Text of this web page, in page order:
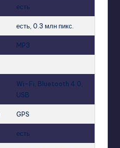
есть
есть, 0.3 млн пикс.
MP3
Wi-Fi, Bluetooth 4.0,
USB
GPS
есть